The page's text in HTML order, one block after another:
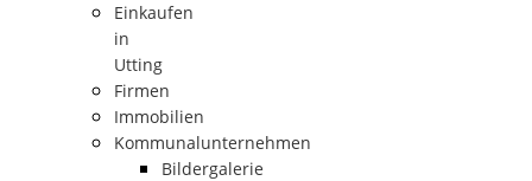
Einkaufen
in
Utting
Firmen
Immobilien
Kommunalunternehmen
Bildergalerie